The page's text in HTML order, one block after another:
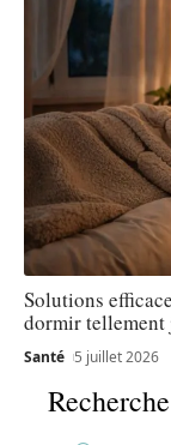
Solutions
dormir tellement
Santé 5 juillet 2026
Recherche